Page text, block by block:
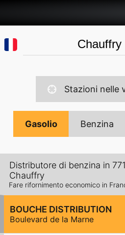
Stazioni nelle
Gasolio Benzina
Distributore di benzina in
Chauffry
Fare rifornimento economico in
BOUCHE DISTRIBUTION
Boulevard de la Marne